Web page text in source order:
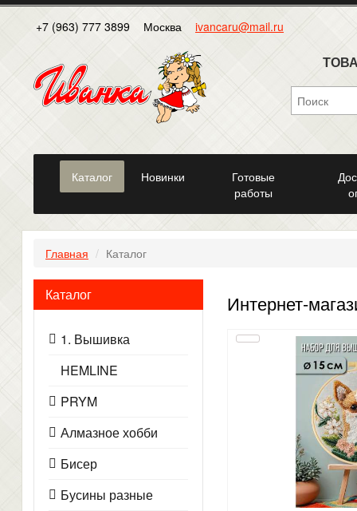
+7 (963) 777 3899 Москва ivancaru@mail.ru
Каталог Новинки
Готовые
работы
Главная Каталог
Каталог
1. Вышивка
HEMLINE
PRYM
Алмазное хобби
Бисер
Бусины разные
Интернет-